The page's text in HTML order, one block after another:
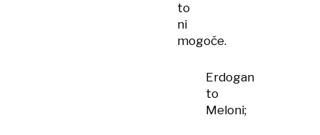
to
ni
mogoče.
Erdogan
to
Meloni;